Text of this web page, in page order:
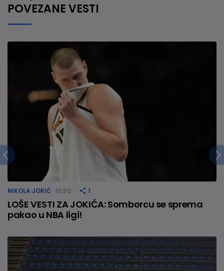
POVEZANE VESTI
NIKOLA JOKIĆ 10:30 1
LOŠE VESTI ZA JOKIĆA: Somborcu se sprema
pakao u NBA ligi!